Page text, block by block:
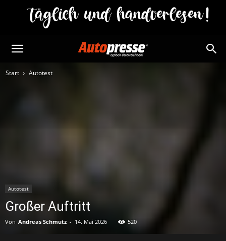
Start Autotest
Autotest
Großer Auftritt
Von Andreas Schmutz - 14. Mai 2026 520